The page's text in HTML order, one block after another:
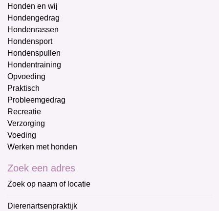
Honden en wij
Hondengedrag
Hondenrassen
Hondensport
Hondenspullen
Hondentraining
Opvoeding
Praktisch
Probleemgedrag
Recreatie
Verzorging
Voeding
Werken met honden
Zoek een adres
Zoek op naam of locatie
Dierenartsenpraktijk